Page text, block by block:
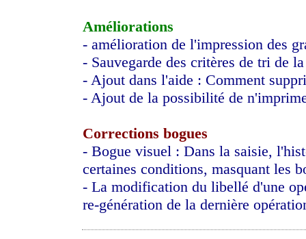
Améliorations
- amélioration de l'impression des
- Sauvegarde des critères de tri de
- Ajout dans l'aide : Comment
- Ajout de la possibilité de
Corrections bogues
- Bogue visuel : Dans la saisie,
certaines conditions, masquant les
- La modification du libellé d'une
re-génération de la dernière